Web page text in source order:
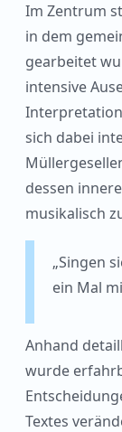
Im Zentrum
in dem
gearbeitet
intensive
sich dabei
dessen
musikalisch
„Singen
ein Mal
Anhand
wurde
Textes